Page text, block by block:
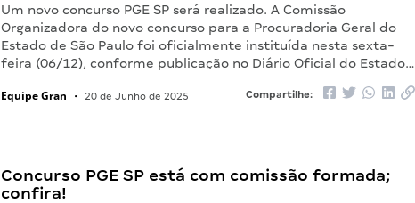
Um novo concurso PGE SP será realizado. A Comissão
Organizadora do novo concurso para a Procuradoria Geral do
Estado de São Paulo foi oficialmente instituída nesta sexta-
feira (06/12), conforme publicação no Diário Oficial do Estado…
Equipe Gran • 20 de Junho de 2025 Compartilhe:
Concurso PGE SP está com comissão formada;
confira!